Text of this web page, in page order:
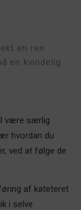
en ren
en kvindelig
være særlig
hvordan du
ved at følge de
af kateteret
i selve